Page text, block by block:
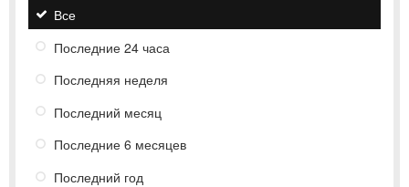
Все
Последние 24 часа
Последняя неделя
Последний месяц
Последние 6 месяцев
Последний год